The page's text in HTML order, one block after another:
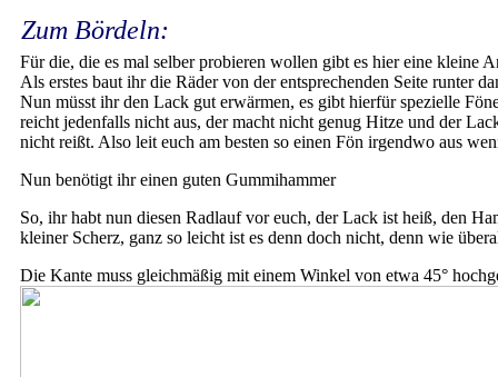
Zum Bördeln:
Für die, die es mal selber probieren wollen gibt es hier eine kleine
Als erstes baut ihr die Räder von der entsprechenden Seite runter
Nun müsst ihr den Lack gut erwärmen, es gibt hierfür spezielle
reicht jedenfalls nicht aus, der macht nicht genug Hitze und der
nicht reißt. Also leit euch am besten so einen Fön irgendwo aus
Nun benötigt ihr einen guten Gummihammer
So, ihr habt nun diesen Radlauf vor euch, der Lack ist heiß, den
kleiner Scherz, ganz so leicht ist es denn doch nicht, denn wie
Die Kante muss gleichmäßig mit einem Winkel von etwa 45°